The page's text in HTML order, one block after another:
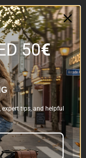
50€
tips, and helpful